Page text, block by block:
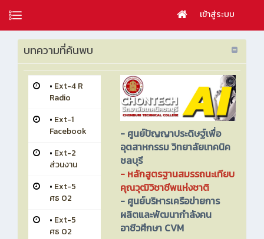
เข้าสู่ระบบ
บทความที่ค้นพบ
• Ext-4 R
Radio
• Ext-1
Facebook
• Ext-2
ส่วนงาน
• Ext-5
ศธ 02
• Ext-5
ศธ 02
- ศูนย์ปัญญาประดิษฐ์เพื่อ
อุตสาหกรรม วิทยาลัยเทคนิค
ชลบุรี
- หลักสูตรฐานสมรรถนะเทียบ
คุณวุฒิวิชาชีพแห่งชาติ
- ศูนย์บริหารเครือข่ายการ
ผลิตและพัฒนากำลังคน
อาชีวศึกษา CVM